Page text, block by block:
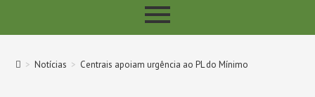
> Notícias > Centrais apoiam urgência ao PL do Mínimo